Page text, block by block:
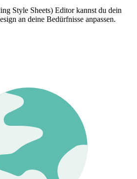
Style Sheets) Editor kannst du dein
an deine Bedürfnisse anpassen.